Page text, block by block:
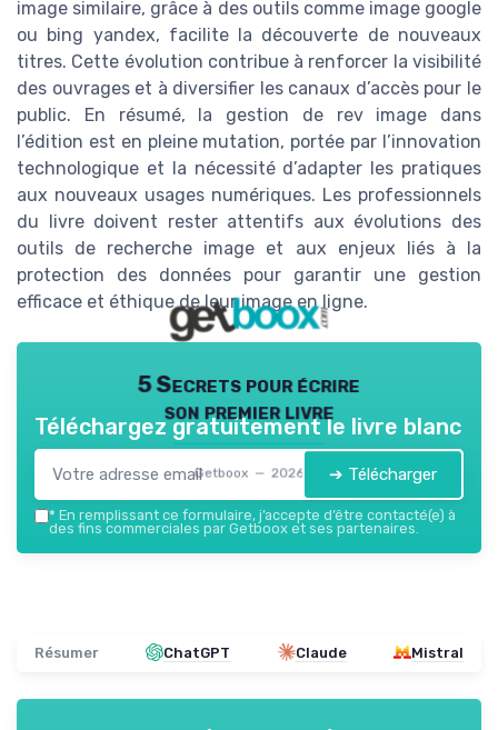
image similaire, grâce à des outils comme image google
ou bing yandex, facilite la découverte de nouveaux
titres. Cette évolution contribue à renforcer la visibilité
des ouvrages et à diversifier les canaux d’accès pour le
public. En résumé, la gestion de rev image dans
l’édition est en pleine mutation, portée par l’innovation
technologique et la nécessité d’adapter les pratiques
aux nouveaux usages numériques. Les professionnels
du livre doivent rester attentifs aux évolutions des
outils de recherche image et aux enjeux liés à la
protection des données pour garantir une gestion
efficace et éthique de leur image en ligne.
5 Secrets pour écrire
son premier livre
Getboox — 2026
Téléchargez gratuitement le livre blanc
➔ Télécharger
* En remplissant ce formulaire, j’accepte d’être contacté(e) à
des fins commerciales par Getboox et ses partenaires.
Résumer ChatGPT Claude Mistral